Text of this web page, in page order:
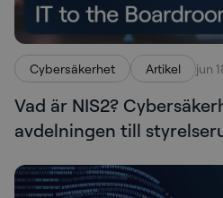
Cybersäkerhet Artikel jun
Vad är NIS2?
avdelningen till